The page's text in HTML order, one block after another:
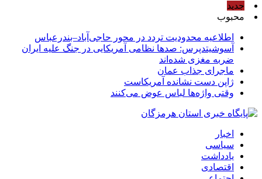
جدید
محبوب
اطلاعیه محدودیت تردد در محور حاجی‌آباد–بندرعباس
آسوشیتدپرس: صدها نظامی آمریکایی در جنگ علیه ایران
ضربه مغزی شده‌اند
ماجرای جذاب عمان
ژاپن دست نشانده آمریکاست
وقتی واژه‌ها لباس عوض می‌کنند
اخبار
سیاسی
یادداشت
اقتصادی